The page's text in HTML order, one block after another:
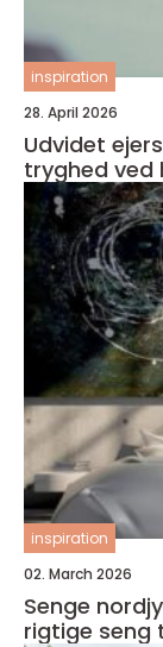
inspiration
28. April 2026
Udvidet
tryghed ved
inspiration
02. March 2026
Senge nordjylland sådan
rigtige seng